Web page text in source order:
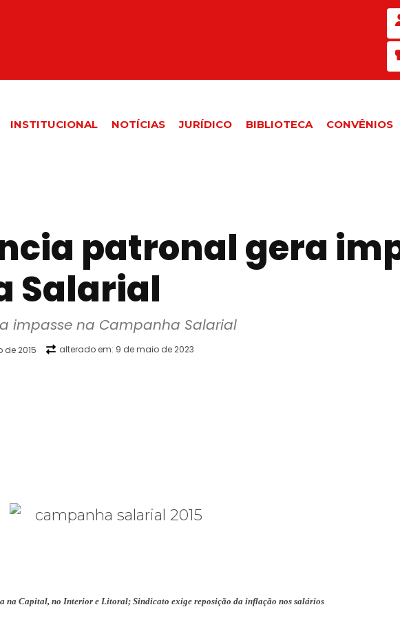
INSTITUCIONAL NOTÍCIAS JURÍDICO BIBLIOTECA CONVÊNIOS
patronal gera
Salarial
impasse na Campanha Salarial
de 2015 alterado em: 9 de maio de 2023
na Capital, no Interior e Litoral; Sindicato exige reposição da inflação nos salários